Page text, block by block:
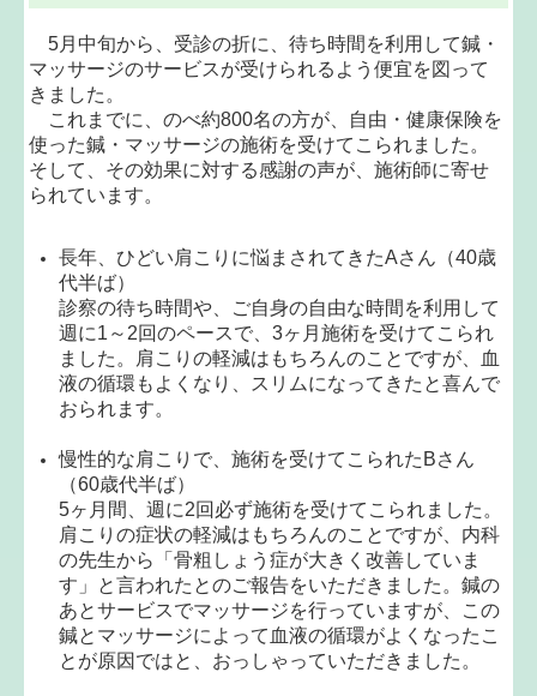
5月中旬から、受診の折に、待ち時間を利用して鍼・
マッサージのサービスが受けられるよう便宜を図って
きました。
これまでに、のべ約800名の方が、自由・健康保険を
使った鍼・マッサージの施術を受けてこられました。
そして、その効果に対する感謝の声が、施術師に寄せ
られています。
長年、ひどい肩こりに悩まされてきたAさん（40歳
代半ば）
診察の待ち時間や、ご自身の自由な時間を利用して
週に1～2回のペースで、3ヶ月施術を受けてこられ
ました。肩こりの軽減はもちろんのことですが、血
液の循環もよくなり、スリムになってきたと喜んで
おられます。
慢性的な肩こりで、施術を受けてこられたBさん
（60歳代半ば）
5ヶ月間、週に2回必ず施術を受けてこられました。
肩こりの症状の軽減はもちろんのことですが、内科
の先生から「骨粗しょう症が大きく改善していま
す」と言われたとのご報告をいただきました。鍼の
あとサービスでマッサージを行っていますが、この
鍼とマッサージによって血液の循環がよくなったこ
とが原因ではと、おっしゃっていただきました。